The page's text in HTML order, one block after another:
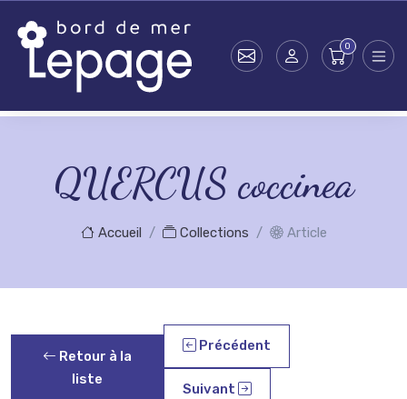
QUERCUS coccinea
Accueil Collections Article
Retour à la
liste
Précédent
Suivant